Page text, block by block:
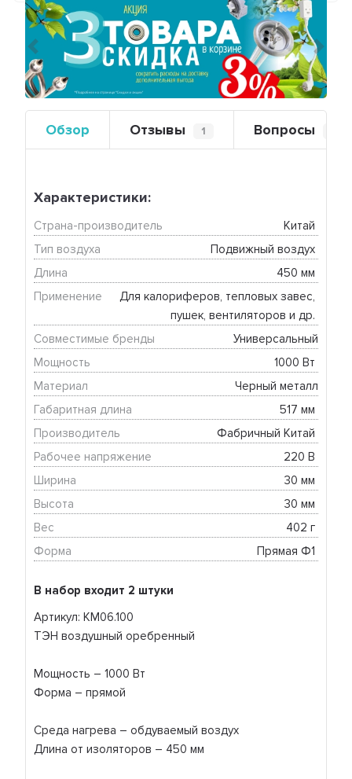
Предыдущий
Обзор Отзывы 1 Вопросы
В набор входит 2 штуки
Артикул: KM06.100
ТЭН воздушный оребренный
Мощность – 1000 Вт
Форма – прямой
Среда нагрева – обдуваемый воздух
Длина от изоляторов – 450 мм
Характеристики:
Страна-производитель
Китай
Тип воздуха
Подвижный воздух
Длина
450 мм
Применение
Для калориферов, тепловых завес,
пушек, вентиляторов и др.
Совместимые бренды
Универсальный
Мощность
1000 Вт
Материал
Черный металл
Габаритная длина
517 мм
Производитель
Фабричный Китай
Рабочее напряжение
220 В
Ширина
30 мм
Высота
30 мм
Вес
402 г
Форма
Прямая Ф1